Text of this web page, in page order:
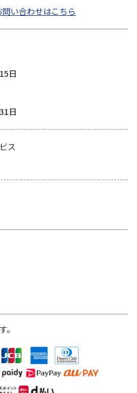
い合わせはこちら
日
日
ス
。